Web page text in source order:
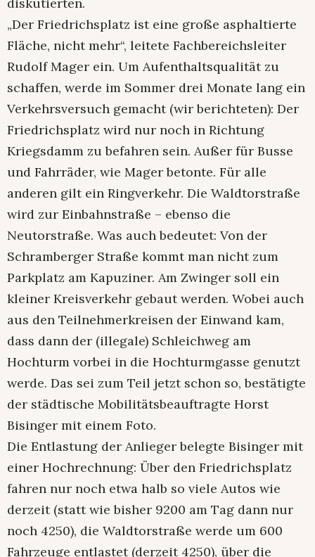
„Der Friedrichsplatz ist eine große asphaltierte
Fläche, nicht mehr“, leitete Fachbereichsleiter
Rudolf Mager ein. Um Aufenthaltsqualität zu
schaffen, werde im Sommer drei Monate lang ein
Verkehrsversuch gemacht (wir berichteten): Der
Friedrichsplatz wird nur noch in Richtung
Kriegsdamm zu befahren sein. Außer für Busse
und Fahrräder, wie Mager betonte. Für alle
anderen gilt ein Ringverkehr. Die Waldtorstraße
wird zur Einbahnstraße – ebenso die
Neutorstraße. Was auch bedeutet: Von der
Schramberger Straße kommt man nicht zum
Parkplatz am Kapuziner. Am Zwinger soll ein
kleiner Kreisverkehr gebaut werden. Wobei auch
aus den Teilnehmerkreisen der Einwand kam,
dass dann der (illegale) Schleichweg am
Hochturm vorbei in die Hochturmgasse genutzt
werde. Das sei zum Teil jetzt schon so, bestätigte
der städtische Mobilitätsbeauftragte Horst
Bisinger mit einem Foto.
Die Entlastung der Anlieger belegte Bisinger mit
einer Hochrechnung: Über den Friedrichsplatz
fahren nur noch etwa halb so viele Autos wie
derzeit (statt wie bisher 9200 am Tag dann nur
noch 4250), die Waldtorstraße werde um 600
Fahrzeuge entlastet (derzeit 4250), über die